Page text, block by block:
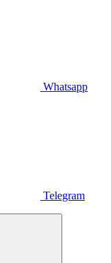
Whatsapp
Telegram